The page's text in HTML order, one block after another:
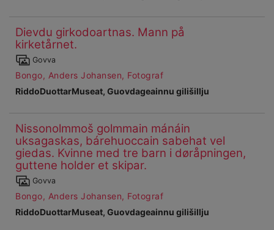
Ohcanboađus
55
Dievdu girkodoartnas. Mann på
kirketårnet.
Čájet
dieđuid
Govva
Bongo, Anders Johansen, Fotograf
RiddoDuottarMuseat, Guovdageainnu gilišillju
Ohcanboađus
56
Nissonolmmoš golmmain mánáin
uksagaskas, bárehuoccain sabehat vel
giedas. Kvinne med tre barn i døråpningen,
guttene holder et skipar.
Čájet
dieđuid
Govva
Bongo, Anders Johansen, Fotograf
RiddoDuottarMuseat, Guovdageainnu gilišillju